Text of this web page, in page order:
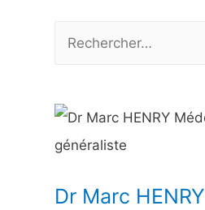
h
e
c
Dr Marc HENRY